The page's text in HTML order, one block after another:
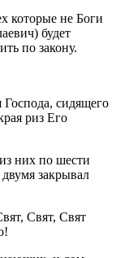
которые не Боги
будет
по закону.
сидящего
риз Его
них по шести
закрывал
Свят, Свят